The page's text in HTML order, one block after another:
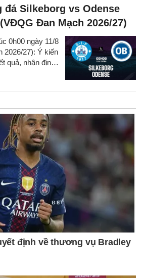
đá Silkeborg vs Odense
Đan Mạch 2026/27)
0h00 ngày 11/8
2026/27): Ý kiến
quả, nhận định
kê chi tiết về